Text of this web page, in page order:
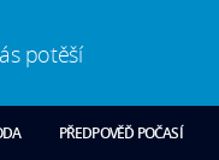
potěší
PŘEDPOVĚĎ POČASÍ